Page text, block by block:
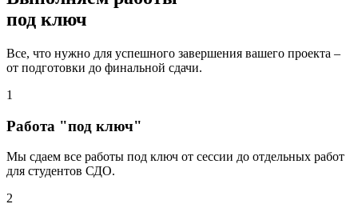
под ключ
Все, что нужно для успешного завершения вашего проекта –
от подготовки до финальной сдачи.
1
Работа "под ключ"
Мы сдаем все работы под ключ от сессии до отдельных работ
для студентов СДО.
2